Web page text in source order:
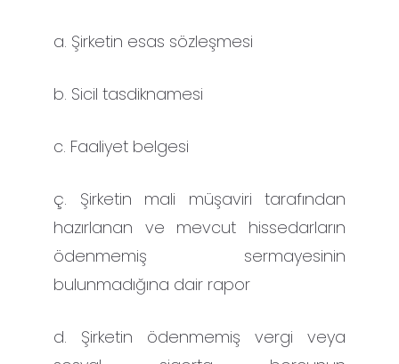
a. Şirketin esas sözleşmesi
b. Sicil tasdiknamesi
c. Faaliyet belgesi
ç. Şirketin mali müşaviri tarafından
hazırlanan ve mevcut hissedarların
ödenmemiş sermayesinin
bulunmadığına dair rapor
d. Şirketin ödenmemiş vergi veya